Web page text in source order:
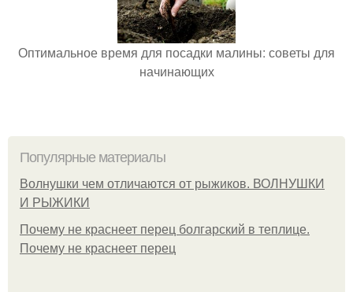
Оптимальное время для посадки малины: советы для
начинающих
Популярные материалы
Волнушки чем отличаются от рыжиков. ВОЛНУШКИ
И РЫЖИКИ
Почему не краснеет перец болгарский в теплице.
Почему не краснеет перец